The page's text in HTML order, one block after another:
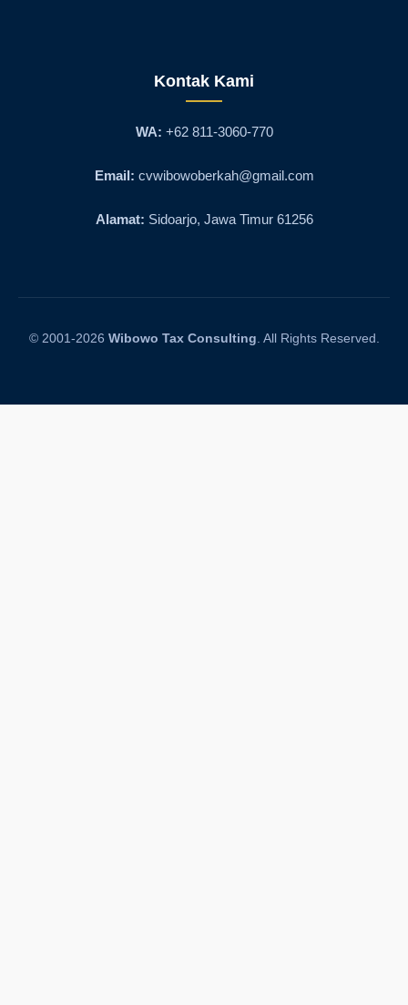
Kontak Kami
WA: +62 811-3060-770
Email: cvwibowoberkah@gmail.com
Alamat: Sidoarjo, Jawa Timur 61256
© 2001-2026 Wibowo Tax Consulting. All Rights Reserved.